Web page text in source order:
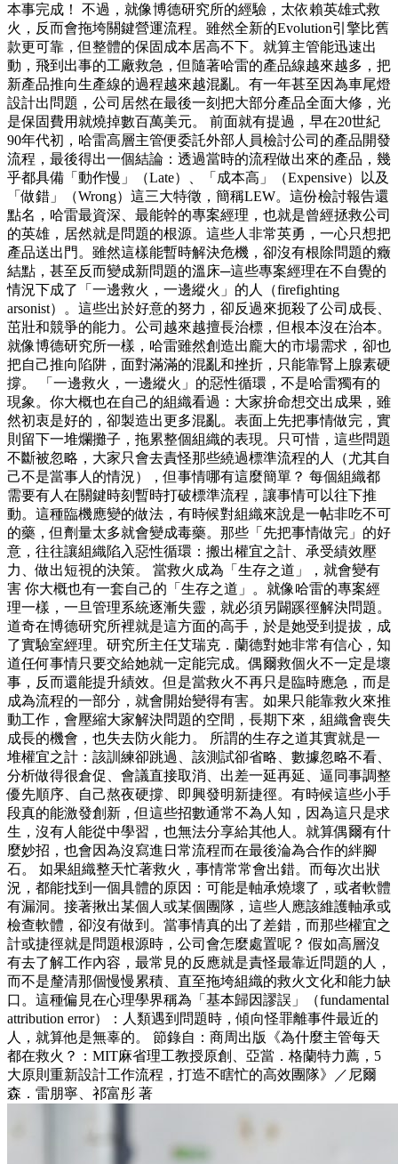
本事完成！ 不過，就像博德研究所的經驗，太依賴英雄式救
火，反而會拖垮關鍵營運流程。雖然全新的Evolution引擎比舊
款更可靠，但整體的保固成本居高不下。就算主管能迅速出
動，飛到出事的工廠救急，但隨著哈雷的產品線越來越多，把
新產品推向生產線的過程越來越混亂。有一年甚至因為車尾燈
設計出問題，公司居然在最後一刻把大部分產品全面大修，光
是保固費用就燒掉數百萬美元。 前面就有提過，早在20世紀
90年代初，哈雷高層主管便委託外部人員檢討公司的產品開發
流程，最後得出一個結論：透過當時的流程做出來的產品，幾
乎都具備「動作慢」（Late）、「成本高」（Expensive）以及
「做錯」（Wrong）這三大特徵，簡稱LEW。這份檢討報告還
點名，哈雷最資深、最能幹的專案經理，也就是曾經拯救公司
的英雄，居然就是問題的根源。這些人非常英勇，一心只想把
產品送出門。雖然這樣能暫時解決危機，卻沒有根除問題的癥
結點，甚至反而變成新問題的溫床─這些專案經理在不自覺的
情況下成了「一邊救火，一邊縱火」的人（firefighting
arsonist）。這些出於好意的努力，卻反過來扼殺了公司成長、
茁壯和競爭的能力。公司越來越擅長治標，但根本沒在治本。
就像博德研究所一樣，哈雷雖然創造出龐大的市場需求，卻也
把自己推向陷阱，面對滿滿的混亂和挫折，只能靠腎上腺素硬
撐。 「一邊救火，一邊縱火」的惡性循環，不是哈雷獨有的
現象。你大概也在自己的組織看過：大家拚命想交出成果，雖
然初衷是好的，卻製造出更多混亂。表面上先把事情做完，實
則留下一堆爛攤子，拖累整個組織的表現。只可惜，這些問題
不斷被忽略，大家只會去責怪那些繞過標準流程的人（尤其自
己不是當事人的情況），但事情哪有這麼簡單？ 每個組織都
需要有人在關鍵時刻暫時打破標準流程，讓事情可以往下推
動。這種臨機應變的做法，有時候對組織來說是一帖非吃不可
的藥，但劑量太多就會變成毒藥。那些「先把事情做完」的好
意，往往讓組織陷入惡性循環：搬出權宜之計、承受績效壓
力、做出短視的決策。 當救火成為「生存之道」，就會變有
害 你大概也有一套自己的「生存之道」。就像哈雷的專案經
理一樣，一旦管理系統逐漸失靈，就必須另闢蹊徑解決問題。
道奇在博德研究所裡就是這方面的高手，於是她受到提拔，成
了實驗室經理。研究所主任艾瑞克．蘭德對她非常有信心，知
道任何事情只要交給她就一定能完成。偶爾救個火不一定是壞
事，反而還能提升績效。但是當救火不再只是臨時應急，而是
成為流程的一部分，就會開始變得有害。如果只能靠救火來推
動工作，會壓縮大家解決問題的空間，長期下來，組織會喪失
成長的機會，也失去防火能力。 所謂的生存之道其實就是一
堆權宜之計：該訓練卻跳過、該測試卻省略、數據忽略不看、
分析做得很倉促、會議直接取消、出差一延再延、逼同事調整
優先順序、自己熬夜硬撐、即興發明新捷徑。有時候這些小手
段真的能激發創新，但這些招數通常不為人知，因為這只是求
生，沒有人能從中學習，也無法分享給其他人。就算偶爾有什
麼妙招，也會因為沒寫進日常流程而在最後淪為合作的絆腳
石。 如果組織整天忙著救火，事情常常會出錯。而每次出狀
況，都能找到一個具體的原因：可能是軸承燒壞了，或者軟體
有漏洞。接著揪出某個人或某個團隊，這些人應該維護軸承或
檢查軟體，卻沒有做到。當事情真的出了差錯，而那些權宜之
計或捷徑就是問題根源時，公司會怎麼處置呢？ 假如高層沒
有去了解工作內容，最常見的反應就是責怪最靠近問題的人，
而不是釐清那個慢慢累積、直至拖垮組織的救火文化和能力缺
口。這種偏見在心理學界稱為「基本歸因謬誤」（fundamental
attribution error）：人類遇到問題時，傾向怪罪離事件最近的
人，就算他是無辜的。 節錄自：商周出版《為什麼主管每天
都在救火？：MIT麻省理工教授原創、亞當．格蘭特力薦，5
大原則重新設計工作流程，打造不瞎忙的高效團隊》／尼爾
森．雷朋寧、祁富彤 著